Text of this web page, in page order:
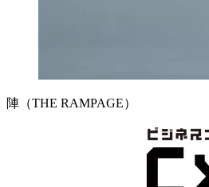
陣（THE RAMPAGE）